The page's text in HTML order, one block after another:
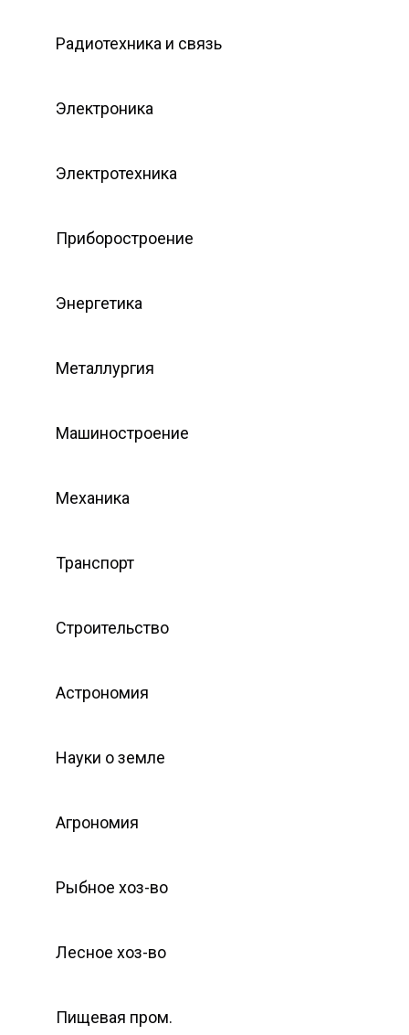
Радиотехника и связь
Электроника
Электротехника
Приборостроение
Энергетика
Металлургия
Машиностроение
Механика
Транспорт
Строительство
Астрономия
Науки о земле
Агрономия
Рыбное хоз-во
Лесное хоз-во
Пищевая пром.